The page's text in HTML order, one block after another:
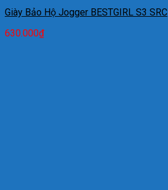
Giày Bảo Hộ Jogger BESTGIRL S3 SRC
630.000₫